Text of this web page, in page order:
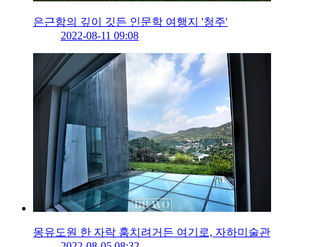
은근함의 깊이 깃든 인문학 여행지 '청주'
2022-08-11 09:08
몽유도원 한 자락 훔치려거든 여기로, 자하미술관